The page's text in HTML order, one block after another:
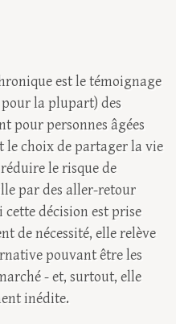
est le témoignage
la plupart) des
pour personnes âgées
le choix de partager la vie
le risque de
par des aller-retour
décision est prise
de nécessité, elle relève
pouvant être les
- et, surtout, elle
inédite.